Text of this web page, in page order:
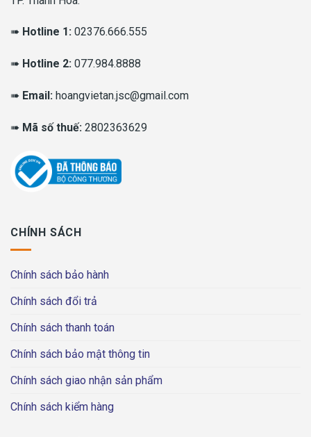
➠ Hotline 1: 02376.666.555
➠ Hotline 2: 077.984.8888
➠ Email: hoangvietan.jsc@gmail.com
➠ Mã số thuế: 2802363629
CHÍNH SÁCH
Chính sách bảo hành
Chính sách đổi trả
Chính sách thanh toán
Chính sách bảo mật thông tin
Chính sách giao nhận sản phẩm
Chính sách kiểm hàng